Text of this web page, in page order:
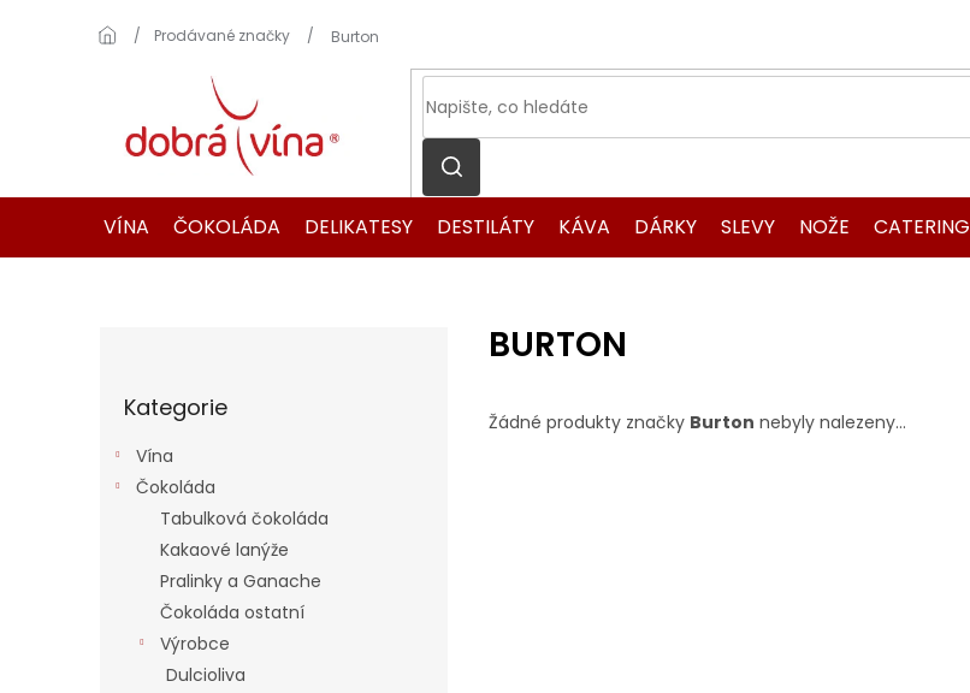
VÍNA
ČOKOLÁDA DELIKATESY DESTILÁTY KÁVA DÁRKY SLEVY NOŽE CATERING
Domů
Prodávané značky Burton
kategorie
Kategorie
Vína
Čokoláda
Tabulková čokoláda
Kakaové lanýže
Pralinky a Ganache
Čokoláda ostatní
Výrobce
Dulcioliva
BURTON
Žádné produkty značky Burton nebyly nalezeny...